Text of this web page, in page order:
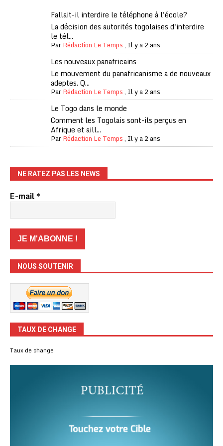
Fallait-il interdire le téléphone à l'école?
La décision des autorités togolaises d'interdire
le tél...
ParRédaction Le Temps, Il y a 2 ans
Les nouveaux panafricains
Le mouvement du panafricanisme a de nouveaux
adeptes. Q...
ParRédaction Le Temps, Il y a 2 ans
Le Togo dans le monde
Comment les Togolais sont-ils perçus en
Afrique et aill...
ParRédaction Le Temps, Il y a 2 ans
NE RATEZ PAS LES NEWS
E-mail*
NOUS SOUTENIR
TAUX DE CHANGE
Taux de change